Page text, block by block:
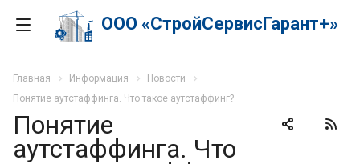
ООО «СтройСервисГарант+»
Главная Информация
Новости
Понятие аутстаффинга. Что такое аутстаффинг?
Понятие
аутстаффинга. Что